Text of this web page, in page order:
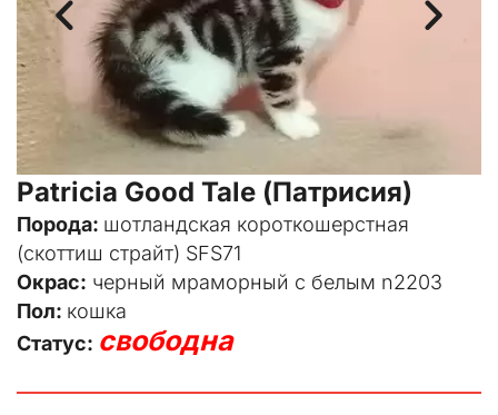
Patricia Good Tale (Патрисия)
Порода: шотландская короткошерстная
(скоттиш страйт) SFS71
Окрас: черный мраморный с белым n2203
Пол: кошка
Статус: свободна